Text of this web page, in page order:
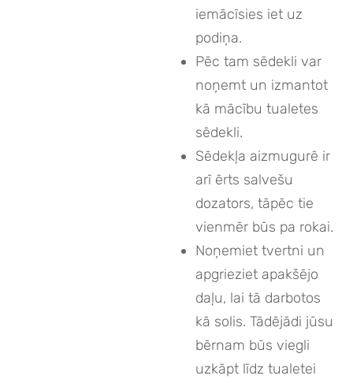
iemācīsies iet uz
podiņa.
Pēc tam sēdekli var
noņemt un izmantot
kā mācību tualetes
sēdekli.
Sēdekļa aizmugurē ir
arī ērts salvešu
dozators, tāpēc tie
vienmēr būs pa rokai.
Noņemiet tvertni un
apgrieziet apakšējo
daļu, lai tā darbotos
kā solis. Tādējādi jūsu
bērnam būs viegli
uzkāpt līdz tualetei